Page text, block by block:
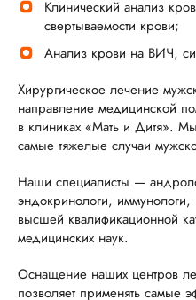
Клинический анализ
свертываемости крови;
Анализ крови на ВИЧ,
Хирургическое лечение
направление медицинской
в клиниках «Мать и Дитя».
самые тяжелые случаи
Наши специалисты —
эндокринологи,
высшей квалификационной
медицинских наук.
Оснащение наших центров
позволяет применять самые